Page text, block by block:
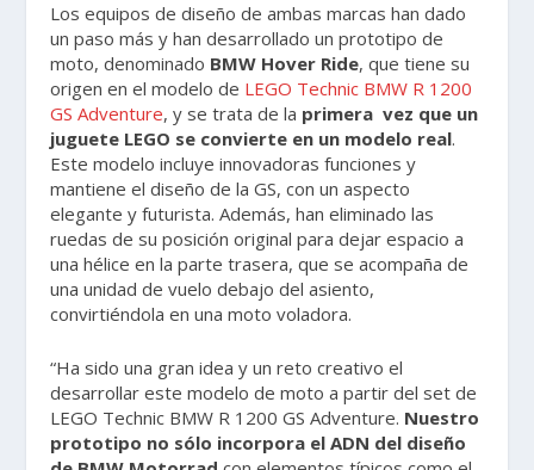
Los equipos de diseño de ambas marcas han dado
un paso más y han desarrollado un prototipo de
moto, denominado BMW Hover Ride, que tiene su
origen en el modelo de LEGO Technic BMW R 1200
GS Adventure, y se trata de la primera vez que un
juguete LEGO se convierte en un modelo real.
Este modelo incluye innovadoras funciones y
mantiene el diseño de la GS, con un aspecto
elegante y futurista. Además, han eliminado las
ruedas de su posición original para dejar espacio a
una hélice en la parte trasera, que se acompaña de
una unidad de vuelo debajo del asiento,
convirtiéndola en una moto voladora.
“Ha sido una gran idea y un reto creativo el
desarrollar este modelo de moto a partir del set de
LEGO Technic BMW R 1200 GS Adventure. Nuestro
prototipo no sólo incorpora el ADN del diseño